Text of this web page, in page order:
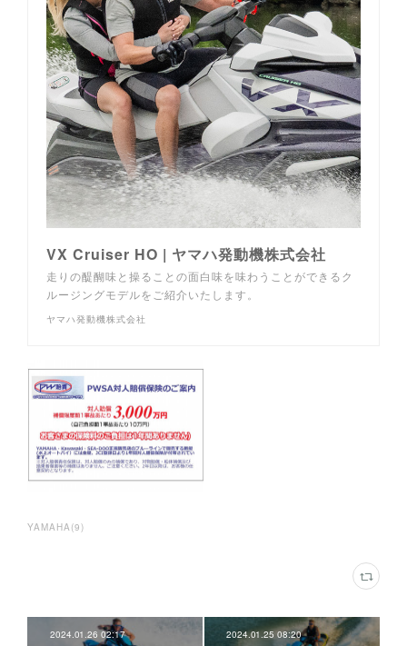
VX Cruiser HO | ヤマハ発動機株式会社
走りの醍醐味と操ることの面白味を味わうことができるク
ルージングモデルをご紹介いたします。
ヤマハ発動機株式会社
YAMAHA(9)
2024.01.26 02:17 2024.01.25 08:20